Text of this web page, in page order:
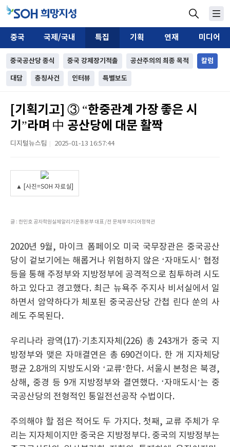
중국 국제/국내 특집 기획 연재 미디어
중국공산당 종식 중국 강제장기적출 공산주의의 최종 목적 칼럼
대담 충칭사건 인터뷰 특별보도
[기획기고] ③ “한중관계 가장 좋은 시
기”라며 中 공산당에 대문 활짝
디지털뉴스팀 2025-01-13 16:57:44
▲ [사진=SOH 자료실]
글 : 한민호 공자학원실체알리기운동본부 대표 /전 문체부 미디어정책관
2020년 9월, 마이크 폼페이오 미국 국무장관은 중국공산
당이 겉보기에는 해롭거나 위험하지 않은 ‘자매도시’ 협정
등을 통해 주정부와 지방정부에 공격적으로 침투하려 시도
하고 있다고 경고했다. 최근 뉴욕주 주지사 비서실에서 일
하면서 암약하다가 체포된 중국공산당 간첩 린다 쑨의 사
례도 주목된다.
우리나라 광역(17)·기초지자체(226) 총 243개가 중국 지
방정부와 맺은 자매결연은 총 690건이다. 한 개 지자체당
평균 2.8개의 지방도시와 ‘교류’한다. 서울시 본청은 북경,
상해, 중경 등 9개 지방정부와 결연했다. ‘자매도시’는 중
국공산당의 전형적인 통일전선공작 수법이다.
주의해야 할 점은 적어도 두 가지다. 첫째, 교류 주체가 우
리는 지자체이지만 중국은 지방정부다. 중국의 지방정부는